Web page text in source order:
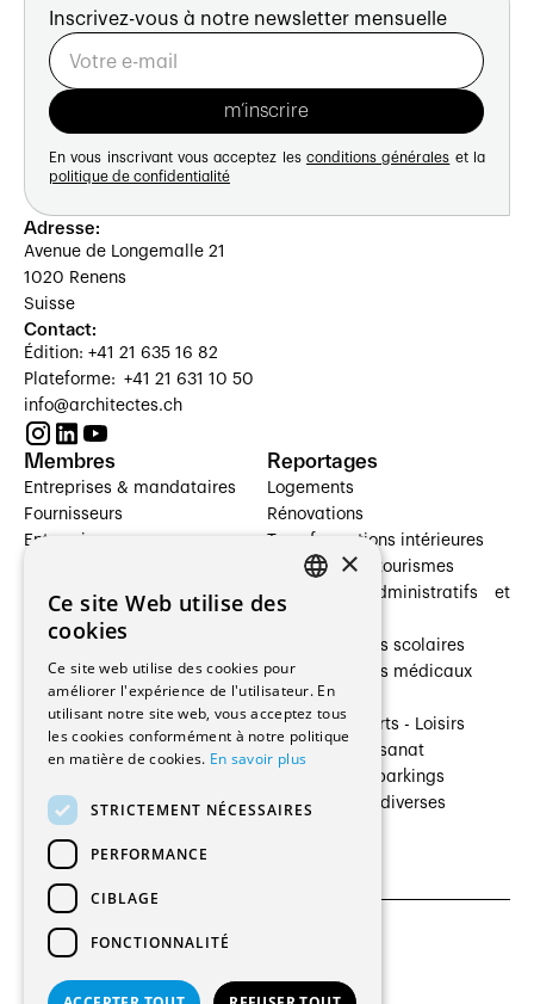
Inscrivez-vous à notre newsletter mensuelle
En vous inscrivant vous acceptez les conditions générales et la
politique de confidentialité
Adresse:
Avenue de Longemalle 21
1020 Renens
Suisse
Contact:
Édition: +41 21 635 16 82
Plateforme: +41 21 631 10 50
info@architectes.ch
Membres
Entreprises & mandataires
Fournisseurs
Entreprises
Architectes paysagistes
Architectes d'intérieur
Entreprises générales
Ingénieurs et mandataires
Installateurs
Fabricants / Fournisseurs
Régies immobilières
Gestion PPE
Reportages
Logements
Rénovations
Transformations intérieures
Hôtelleries et tourismes
Bâtiments administratifs et
Établissements scolaires
Établissements médicaux
Villas
Cultures - Sports - Loisirs
Industrie - Artisanat
Transports et parkings
Constructions diverses
CGU et Politique de confidentialités
×
Ce site Web utilise des
cookies
Ce site web utilise des cookies pour
améliorer l'expérience de l'utilisateur. En
utilisant notre site web, vous acceptez tous
les cookies conformément à notre politique
en matière de cookies. En savoir plus
STRICTEMENT NÉCESSAIRES
PERFORMANCE
CIBLAGE
FONCTIONNALITÉ